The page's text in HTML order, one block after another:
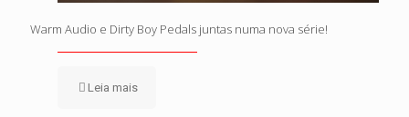
Warm Audio e Dirty Boy Pedals juntas numa nova série!
Leia mais